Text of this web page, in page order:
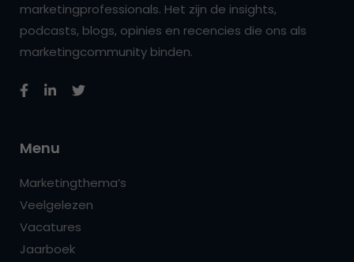
marketingprofessionals. Het zijn de insights,
podcasts, blogs, opinies en recencies die ons als
marketingcommunity binden.
Menu
Marketingthema’s
Veelgelezen
Vacatures
Jaarboek